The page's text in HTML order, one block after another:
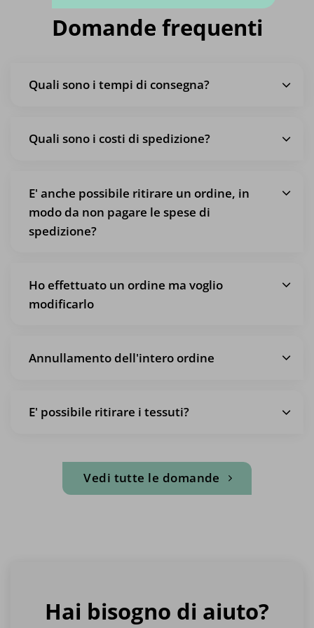
Domande frequenti
Quali sono i tempi di consegna?
Quali sono i costi di spedizione?
E' anche possibile ritirare un ordine, in
modo da non pagare le spese di
spedizione?
Ho effettuato un ordine ma voglio
modificarlo
Annullamento dell'intero ordine
E' possibile ritirare i tessuti?
Vedi tutte le domande
Hai bisogno di aiuto?